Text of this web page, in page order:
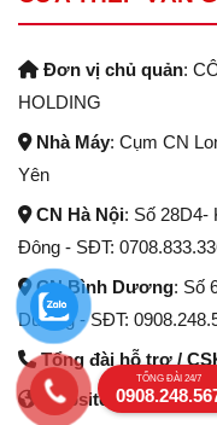
Đơn vị chủ quản:
HOLDING
Nhà Máy: Cụm CN
Yên
CN Hà Nội: Số 28D4-
Đông - SĐT:
CN Bình Dương: Số
Dương - SĐT:
Tổng đài hỗ trợ /
Website:
TỔNG ĐÀI 24/7